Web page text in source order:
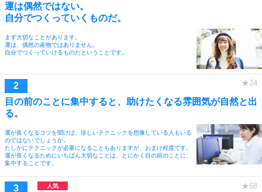
運は偶然ではない。
自分でつくっていくものだ。
まず大切なことがあります。
運は、偶然の産物ではありません。
自分でつくっていけるものだということです。
目の前のことに集中すると、助けたくなる雰囲気が自然と出
る。
運が良くなるコツを聞けば、珍しいテクニックを想像している人もいる
のではないでしょうか。
たしかにテクニックが必要になることもありますが、おまけ程度です。
運が良くなるためにいちばん大切なことは、とにかく目の前のことに、
集中することです。